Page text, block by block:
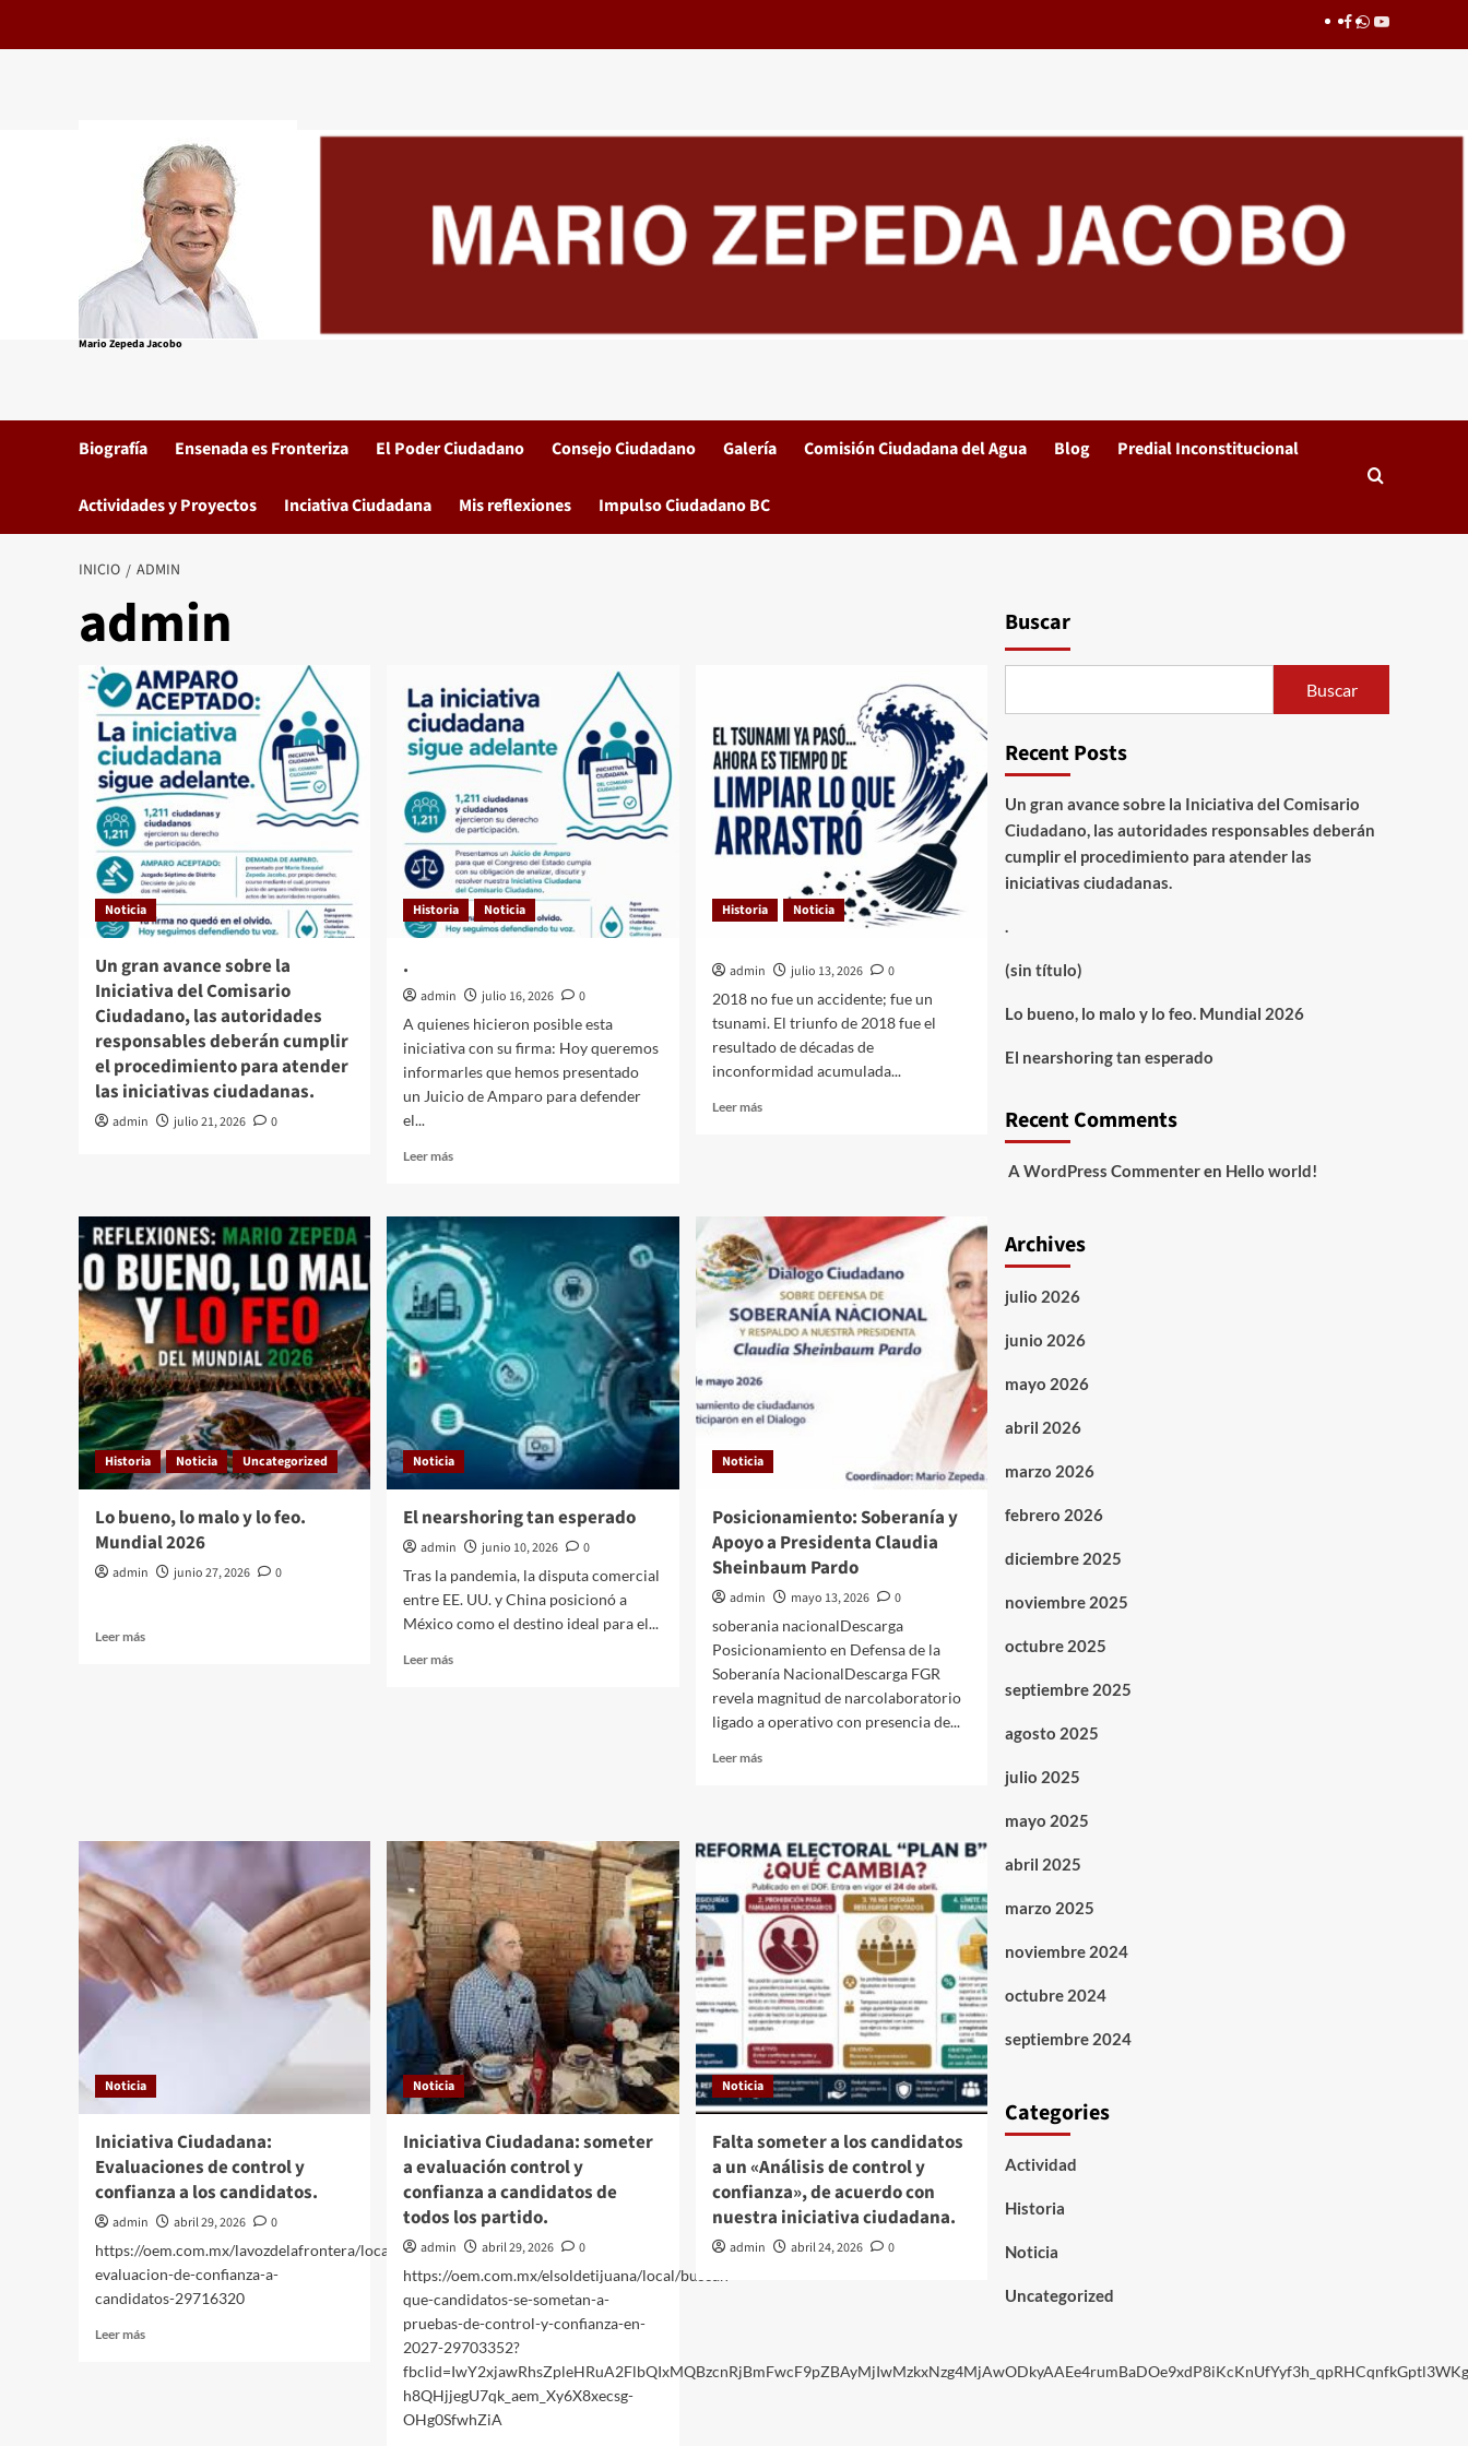
Facebook
whatsapp
youtube
Mario Zepeda Jacobo
Biografía Ensenada es Fronteriza El Poder Ciudadano Consejo Ciudadano Galería Comisión Ciudadana del Agua Blog Predial Inconstitucional
Actividades y Proyectos Inciativa Ciudadana Mis reflexiones Impulso Ciudadano BC
INICIO ADMIN
admin
Noticia
Un gran avance sobre la
Iniciativa del Comisario
Ciudadano, las autoridades
responsables deberán cumplir
el procedimiento para atender
las iniciativas ciudadanas.
admin julio 21, 2026 0
Historia Noticia
.
admin julio 16, 2026
0
A quienes hicieron posible esta
iniciativa con su firma: Hoy queremos
informarles que hemos presentado
un Juicio de Amparo para defender
el...
Leer másLeer
.
Historia Noticia
admin julio 13, 2026
0
2018 no fue un accidente; fue un
tsunami. El triunfo de 2018 fue el
resultado de décadas de
inconformidad acumulada...
Leer másLeer
Historia Noticia Uncategorized
Lo bueno, lo malo y lo feo.
Mundial 2026
admin junio 27, 2026 0
Leer másLeer
Mundial
Noticia
El nearshoring tan esperado
admin junio 10, 2026
0
Tras la pandemia, la disputa comercial
entre EE. UU. y China posicionó a
México como el destino ideal para el...
Leer másLeer
Noticia
Posicionamiento: Soberanía y
Apoyo a Presidenta Claudia
Sheinbaum Pardo
admin mayo 13, 2026
0
soberania nacionalDescarga
Posicionamiento en Defensa de la
Soberanía NacionalDescarga FGR
revela magnitud de narcolaboratorio
ligado a operativo con presencia de...
Leer másLeer
y
Apoyo
a
Presidenta
Claudia
Sheinbaum
Pardo
Noticia
Iniciativa Ciudadana:
Evaluaciones de control y
confianza a los candidatos.
admin abril 29, 2026
0
https://oem.com.mx/lavozdelafrontera/local/proponen-
evaluacion-de-confianza-a-
candidatos-29716320
Leer másLeer
Noticia
Iniciativa Ciudadana: someter
a evaluación control y
confianza a candidatos de
todos los partido.
admin abril 29, 2026
0
https://oem.com.mx/elsoldetijuana/local/buscan-
que-candidatos-se-sometan-a-
pruebas-de-control-y-confianza-en-
2027-29703352?
h8QHjjegU7qk_aem_Xy6X8xecsg-
OHg0SfwhZiA
Noticia
Falta someter a los candidatos
a un «Análisis de control y
confianza», de acuerdo con
nuestra iniciativa ciudadana.
admin abril 24, 2026 0
Buscar
Buscar
Recent Posts
Un gran avance sobre la Iniciativa del Comisario
Ciudadano, las autoridades responsables deberán
cumplir el procedimiento para atender las
iniciativas ciudadanas.
.
(sin título)
Lo bueno, lo malo y lo feo. Mundial 2026
El nearshoring tan esperado
Recent Comments
A WordPress Commenteren Hello world!
Archives
julio 2026
junio 2026
mayo 2026
abril 2026
marzo 2026
febrero 2026
diciembre 2025
noviembre 2025
octubre 2025
septiembre 2025
agosto 2025
julio 2025
mayo 2025
abril 2025
marzo 2025
noviembre 2024
octubre 2024
septiembre 2024
Categories
Actividad
Historia
Noticia
Uncategorized